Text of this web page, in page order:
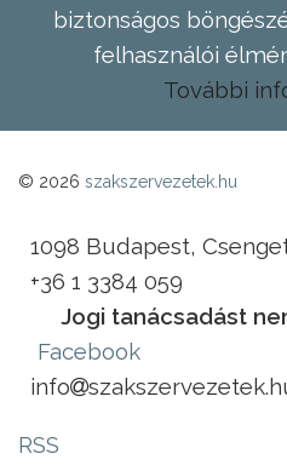
biztonságos
felhasználói
További
© 2026 szakszervezetek.hu
1098 Budapest,
+36 1 3384 059
Jogi tanácsadást
Facebook
info
RSS